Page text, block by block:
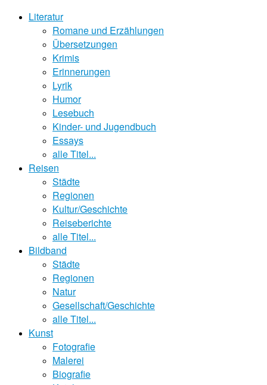
Literatur
Romane und Erzählungen
Übersetzungen
Krimis
Erinnerungen
Lyrik
Humor
Lesebuch
Kinder- und Jugendbuch
Essays
alle Titel...
Reisen
Städte
Regionen
Kultur/Geschichte
Reiseberichte
alle Titel...
Bildband
Städte
Regionen
Natur
Gesellschaft/Geschichte
alle Titel...
Kunst
Fotografie
Malerei
Biografie